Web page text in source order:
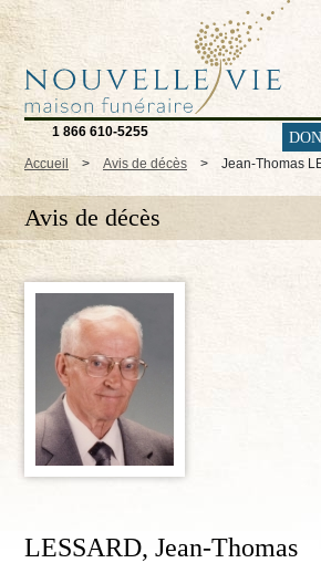
1 866 610-5255
Accueil > Avis de décès > Jean-Thomas
Avis de décès
LESSARD, Jean-Thomas